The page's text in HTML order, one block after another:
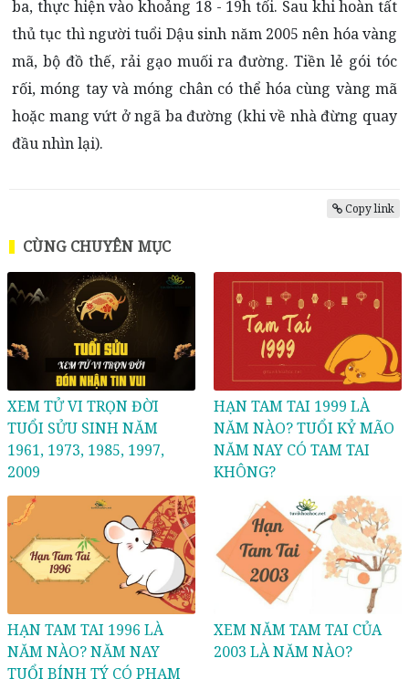
ba, thực hiện vào khoảng 18 - 19h tối. Sau khi hoàn tất
thủ tục thì người tuổi Dậu sinh năm 2005 nên hóa vàng
mã, bộ đồ thế, rải gạo muối ra đường. Tiền lẻ gói tóc
rối, móng tay và móng chân có thể hóa cùng vàng mã
hoặc mang vứt ở ngã ba đường (khi về nhà đừng quay
đầu nhìn lại).
Copy link
CÙNG CHUYÊN MỤC
XEM TỬ VI TRỌN ĐỜI
TUỔI SỬU SINH NĂM
1961, 1973, 1985, 1997,
2009
HẠN TAM TAI 1999 LÀ
NĂM NÀO? TUỔI KỶ MÃO
NĂM NAY CÓ TAM TAI
KHÔNG?
HẠN TAM TAI 1996 LÀ
NĂM NÀO? NĂM NAY
TUỔI BÍNH TÝ CÓ PHẠM
XEM NĂM TAM TAI CỦA
2003 LÀ NĂM NÀO?